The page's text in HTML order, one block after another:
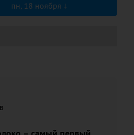
пн, 18 ноября